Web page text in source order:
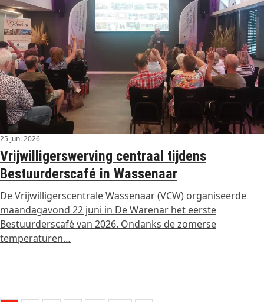
25 juni 2026
Vrijwilligerswerving centraal tijdens
Bestuurderscafé in Wassenaar
De Vrijwilligerscentrale Wassenaar (VCW) organiseerde
maandagavond 22 juni in De Warenar het eerste
Bestuurderscafé van 2026. Ondanks de zomerse
temperaturen…